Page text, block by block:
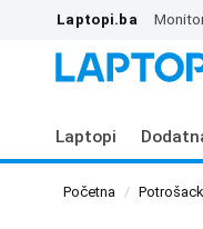
Laptopi.ba
Laptopi
Početna